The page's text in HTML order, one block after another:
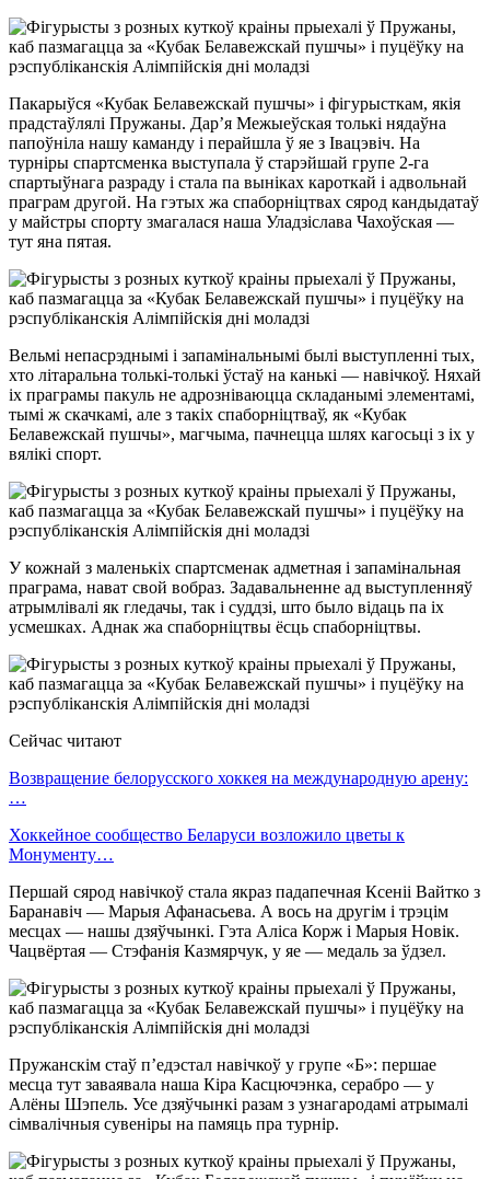
Пакарыўся «Кубак Белавежскай пушчы» і фігурысткам, якія
прадстаўлялі Пружаны. Дар’я Межыеўская толькі нядаўна
папоўніла нашу каманду і перайшла ў яе з Івацэвіч. На
турніры спартсменка выступала ў старэйшай групе 2-га
спартыўнага разраду і стала па выніках кароткай і адвольнай
праграм другой. На гэтых жа спаборніцтвах сярод кандыдатаў
у майстры спорту змагалася наша Уладзіслава Чахоўская —
тут яна пятая.
Вельмі непасрэднымі і запамінальнымі былі выступленні тых,
хто літаральна толькі-толькі ўстаў на канькі — навічкоў. Няхай
іх праграмы пакуль не адрозніваюцца складанымі элементамі,
тымі ж скачкамі, але з такіх спаборніцтваў, як «Кубак
Белавежскай пушчы», магчыма, пачнецца шлях кагосьці з іх у
вялікі спорт.
У кожнай з маленькіх спартсменак адметная і запамінальная
праграма, нават свой вобраз. Задавальненне ад выступленняў
атрымлівалі як гледачы, так і суддзі, што было відаць па іх
усмешках. Аднак жа спаборніцтвы ёсць спаборніцтвы.
Сейчас читают
Возвращение белорусского хоккея на международную арену:
…
Хоккейное сообщество Беларуси возложило цветы к
Монументу…
Першай сярод навічкоў стала якраз падапечная Ксеніі Вайтко з
Баранавіч — Марыя Афанасьева. А вось на другім і трэцім
месцах — нашы дзяўчынкі. Гэта Аліса Корж і Марыя Новік.
Чацвёртая — Стэфанія Казмярчук, у яе — медаль за ўдзел.
Пружанскім стаў п’едэстал навічкоў у групе «Б»: першае
месца тут заваявала наша Кіра Касцючэнка, серабро — у
Алёны Шэпель. Усе дзяўчынкі разам з узнагародамі атрымалі
сімвалічныя сувеніры на памяць пра турнір.